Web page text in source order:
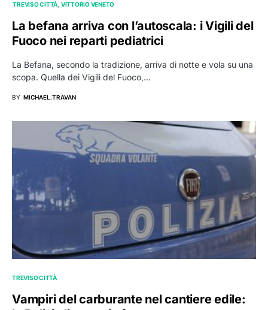
TREVISO CITTÀ VITTORIO VENETO
La befana arriva con l’autoscala: i Vigili del
Fuoco nei reparti pediatrici
La Befana, secondo la tradizione, arriva di notte e vola su una
scopa. Quella dei Vigili del Fuoco,…
BY MICHAEL.TRAVAN
TREVISO CITTÀ
Vampiri del carburante nel cantiere edile: